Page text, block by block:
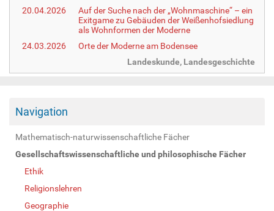
20.04.2026
Auf der Suche nach der „Wohnmaschine“ – ein
Exitgame zu Gebäuden der Weißenhofsiedlung
als Wohnformen der Moderne
24.03.2026
Orte der Moderne am Bodensee
Landeskunde, Landesgeschichte
Navigation
Mathematisch-naturwissenschaftliche Fächer
Gesellschaftswissenschaftliche und philosophische Fächer
Ethik
Religionslehren
Geographie